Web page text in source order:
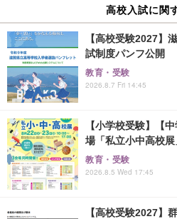
高校入試に関
【高校受験2027】
試制度パンフ公開
教育・受験
2026.8.7 Fri 14:45
【小学校受験】【
場「私立小中高校
教育・受験
2026.8.5 Wed 17:45
【高校受験2027】